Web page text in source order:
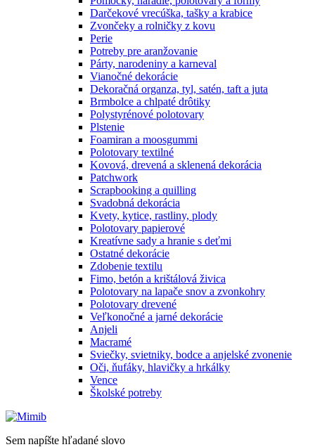
Darčekové vrecúška, tašky a krabice
Zvončeky a rolničky z kovu
Perie
Potreby pre aranžovanie
Párty, narodeniny a karneval
Vianočné dekorácie
Dekoračná organza, tyl, satén, taft a juta
Brmbolce a chlpaté drôtiky
Polystyrénové polotovary
Plstenie
Foamiran a moosgummi
Polotovary textilné
Kovová, drevená a sklenená dekorácia
Patchwork
Scrapbooking a quilling
Svadobná dekorácia
Kvety, kytice, rastliny, plody
Polotovary papierové
Kreatívne sady a hranie s deťmi
Ostatné dekorácie
Zdobenie textilu
Fimo, betón a krištálová živica
Polotovary na lapače snov a zvonkohry
Polotovary drevené
Veľkonočné a jarné dekorácie
Anjeli
Macramé
Sviečky, svietniky, bodce a anjelské zvonenie
Oči, ňufáky, hlavičky a hrkálky
Vence
Školské potreby
Sem napíšte hľadané slovo